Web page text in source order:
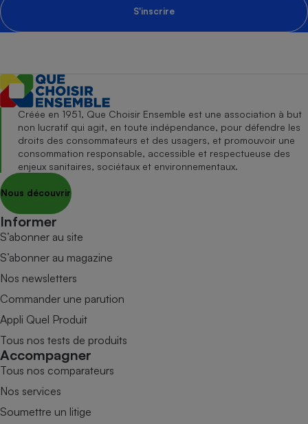
S'inscrire
Créée en 1951, Que Choisir Ensemble est une association à but
non lucratif qui agit, en toute indépendance, pour défendre les
droits des consommateurs et des usagers, et promouvoir une
consommation responsable, accessible et respectueuse des
enjeux sanitaires, sociétaux et environnementaux.
Nous découvrir
Informer
S’abonner au site
S’abonner au magazine
Nos newsletters
Commander une parution
Appli Quel Produit
Tous nos tests de produits
Accompagner
Tous nos comparateurs
Nos services
Soumettre un litige